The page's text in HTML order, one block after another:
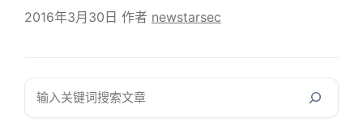
2016年3月30日 作者 newstarsec
搜